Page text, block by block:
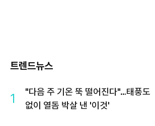
트렌드뉴스
1
"다음 주 기온 뚝 떨어진다"…태풍도
없이 열돔 박살 낸 '이것'